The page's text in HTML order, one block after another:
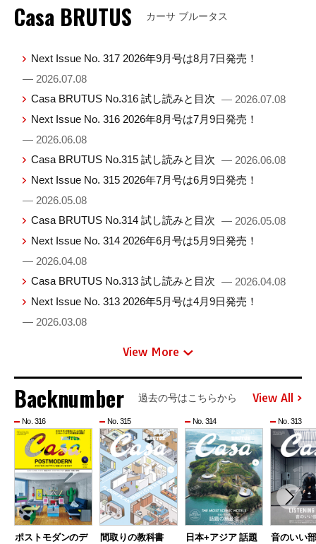
Casa BRUTUS カーサ ブルータス
Next Issue No. 317 2026年9月号は8月7日発売！
— 2026.07.08
Casa BRUTUS No.316 試し読みと目次 — 2026.07.08
Next Issue No. 316 2026年8月号は7月9日発売！
— 2026.06.08
Casa BRUTUS No.315 試し読みと目次 — 2026.06.08
Next Issue No. 315 2026年7月号は6月9日発売！
— 2026.05.08
Casa BRUTUS No.314 試し読みと目次 — 2026.05.08
Next Issue No. 314 2026年6月号は5月9日発売！
— 2026.04.08
Casa BRUTUS No.313 試し読みと目次 — 2026.04.08
Next Issue No. 313 2026年5月号は4月9日発売！
— 2026.03.08
View More
Backnumber 過去の号はこちらから View All
No. 316
ポストモダンのデ
No. 315
間取りの教科書
No. 314
日本+アジア 話題
No. 313
音のいい